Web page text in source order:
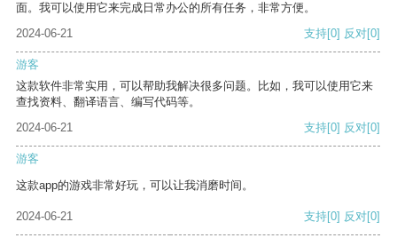
面。我可以使用它来完成日常办公的所有任务，非常方便。
2024-06-21
支持[0] 反对[0]
游客
这款软件非常实用，可以帮助我解决很多问题。比如，我可以使用它来
查找资料、翻译语言、编写代码等。
2024-06-21
支持[0] 反对[0]
游客
这款app的游戏非常好玩，可以让我消磨时间。
2024-06-21 支持[0] 反对[0]